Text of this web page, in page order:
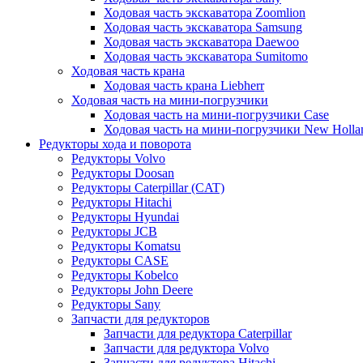
Ходовая часть экскаватора Zoomlion
Ходовая часть экскаватора Samsung
Ходовая часть экскаватора Daewoo
Ходовая часть экскаватора Sumitomo
Ходовая часть крана
Ходовая часть крана Liebherr
Ходовая часть на мини-погрузчики
Ходовая часть на мини-погрузчики Case
Ходовая часть на мини-погрузчики New
Редукторы хода и поворота
Редукторы Volvo
Редукторы Doosan
Редукторы Caterpillar (CAT)
Редукторы Hitachi
Редукторы Hyundai
Редукторы JCB
Редукторы Komatsu
Редукторы CASE
Редукторы Kobelco
Редукторы John Deere
Редукторы Sany
Запчасти для редукторов
Запчасти для редуктора Caterpillar
Запчасти для редуктора Volvo